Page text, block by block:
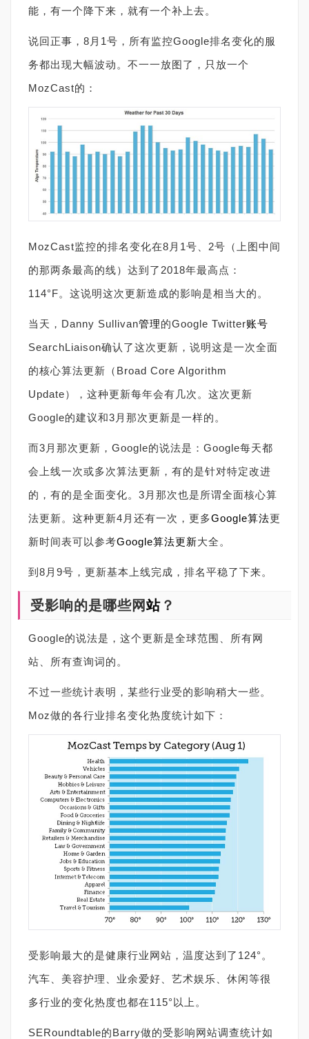
能，有一个降下来，就有一个补上去。
说回正事，8月1号，所有监控Google排名变化的服
务都出现大幅波动。不一一放图了，只放一个
MozCast的：
MozCast监控的排名变化在8月1号、2号（上图中间
的那两条最高的线）达到了2018年最高点：
114°F。这说明这次更新造成的影响是相当大的。
当天，Danny Sullivan管理的Google Twitter账号
SearchLiaison确认了这次更新，说明这是一次全面
的核心算法更新（Broad Core Algorithm
Update），这种更新每年会有几次。这次更新
Google的建议和3月那次更新是一样的。
而3月那次更新，Google的说法是：Google每天都
会上线一次或多次算法更新，有的是针对特定改进
的，有的是全面变化。3月那次也是所谓全面核心算
法更新。这种更新4月还有一次，更多Google算法更
新时间表可以参考Google算法更新大全。
到8月9号，更新基本上线完成，排名平稳了下来。
受影响的是哪些网站 ？
Google的说法是，这个更新是全球范围、所有网
站、所有查询词的。
不过一些统计表明，某些行业受的影响稍大一些。
Moz做的各行业排名变化热度统计如下：
受影响最大的是健康行业网站，温度达到了124°。
汽车、美容护理、业余爱好、艺术娱乐、休闲等很
多行业的变化热度也都在115°以上。
SERoundtable的Barry做的受影响网站调查统计如